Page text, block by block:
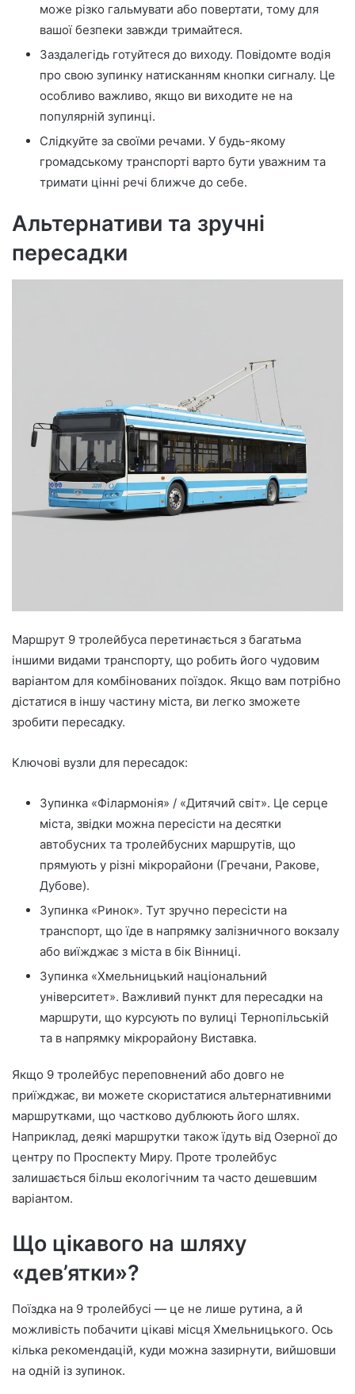
може різко гальмувати або повертати, тому для
вашої безпеки завжди тримайтеся.
Заздалегідь готуйтеся до виходу. Повідомте водія
про свою зупинку натисканням кнопки сигналу. Це
особливо важливо, якщо ви виходите не на
популярній зупинці.
Слідкуйте за своїми речами. У будь-якому
громадському транспорті варто бути уважним та
тримати цінні речі ближче до себе.
Альтернативи та зручні
пересадки
Маршрут 9 тролейбуса перетинається з багатьма
іншими видами транспорту, що робить його чудовим
варіантом для комбінованих поїздок. Якщо вам потрібно
дістатися в іншу частину міста, ви легко зможете
зробити пересадку.
Ключові вузли для пересадок:
Зупинка «Філармонія» / «Дитячий світ». Це серце
міста, звідки можна пересісти на десятки
автобусних та тролейбусних маршрутів, що
прямують у різні мікрорайони (Гречани, Ракове,
Дубове).
Зупинка «Ринок». Тут зручно пересісти на
транспорт, що їде в напрямку залізничного вокзалу
або виїжджає з міста в бік Вінниці.
Зупинка «Хмельницький національний
університет». Важливий пункт для пересадки на
маршрути, що курсують по вулиці Тернопільській
та в напрямку мікрорайону Виставка.
Якщо 9 тролейбус переповнений або довго не
приїжджає, ви можете скористатися альтернативними
маршрутками, що частково дублюють його шлях.
Наприклад, деякі маршрутки також їдуть від Озерної до
центру по Проспекту Миру. Проте тролейбус
залишається більш екологічним та часто дешевшим
варіантом.
Що цікавого на шляху
«дев’ятки»?
Поїздка на 9 тролейбусі — це не лише рутина, а й
можливість побачити цікаві місця Хмельницького. Ось
кілька рекомендацій, куди можна зазирнути, вийшовши
на одній із зупинок.